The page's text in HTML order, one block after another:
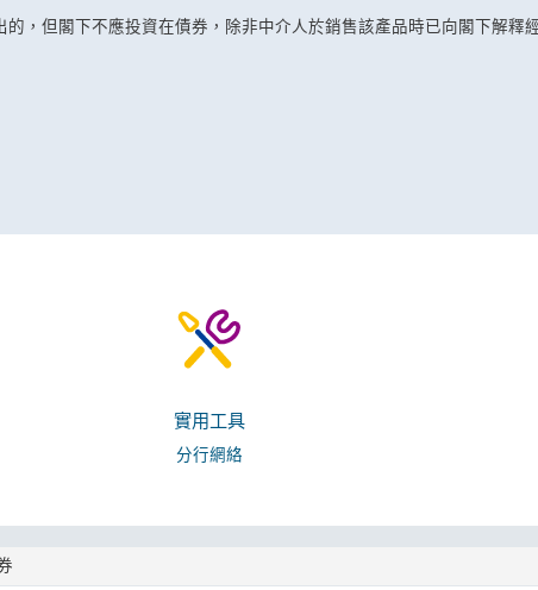
，但閣下不應投資在債券，除非中介人於銷售該產品時已向閣下解釋
實用工具
分行網絡